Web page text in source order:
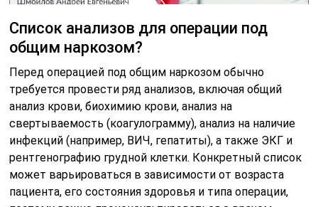
Список анализов для операции под
общим наркозом?
Перед операцией под общим наркозом обычно
требуется провести ряд анализов, включая общий
анализ крови, биохимию крови, анализ на
свертываемость (коагулограмму), анализ на наличие
инфекций (например, ВИЧ, гепатиты), а также ЭКГ и
рентгенографию грудной клетки. Конкретный список
может варьироваться в зависимости от возраста
пациента, его состояния здоровья и типа операции,